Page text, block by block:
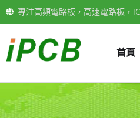
專注高頻電路板，高速電路板，
首頁